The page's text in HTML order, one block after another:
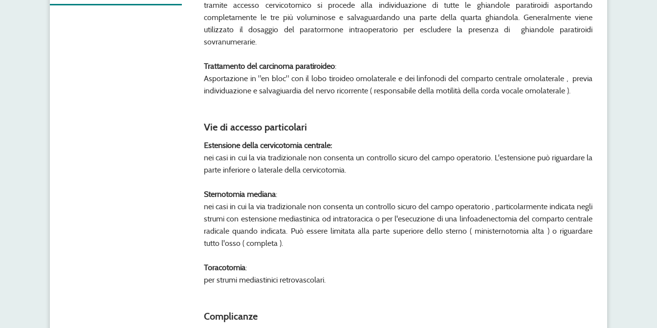
tramite accesso cervicotomico si procede alla individuazione di tutte le ghiandole paratiroidi asportando
completamente le tre più voluminose e salvaguardando una parte della quarta ghiandola. Generalmente viene
utilizzato il dosaggio del paratormone intraoperatorio per escludere la presenza di ghiandole paratiroidi
sovranumerarie.
Trattamento del carcinoma paratiroideo:
Asportazione in "en bloc" con il lobo tiroideo omolaterale e dei linfonodi del comparto centrale omolaterale , previa
individuazione e salvagiuardia del nervo ricorrente ( responsabile della motilità della corda vocale omolaterale ).
Vie di accesso particolari
Estensione della cervicotomia centrale:
nei casi in cui la via tradizionale non consenta un controllo sicuro del campo operatorio. L'estensione può riguardare la
parte inferiore o laterale della cervicotomia.
Sternotomia mediana:
nei casi in cui la via tradizionale non consenta un controllo sicuro del campo operatorio , particolarmente indicata negli
strumi con estensione mediastinica od intratoracica o per l'esecuzione di una linfoadenectomia del comparto centrale
radicale quando indicata. Può essere limitata alla parte superiore dello sterno ( ministernotomia alta ) o riguardare
tutto l'osso ( completa ).
Toracotomia:
per strumi mediastinici retrovascolari.
Complicanze